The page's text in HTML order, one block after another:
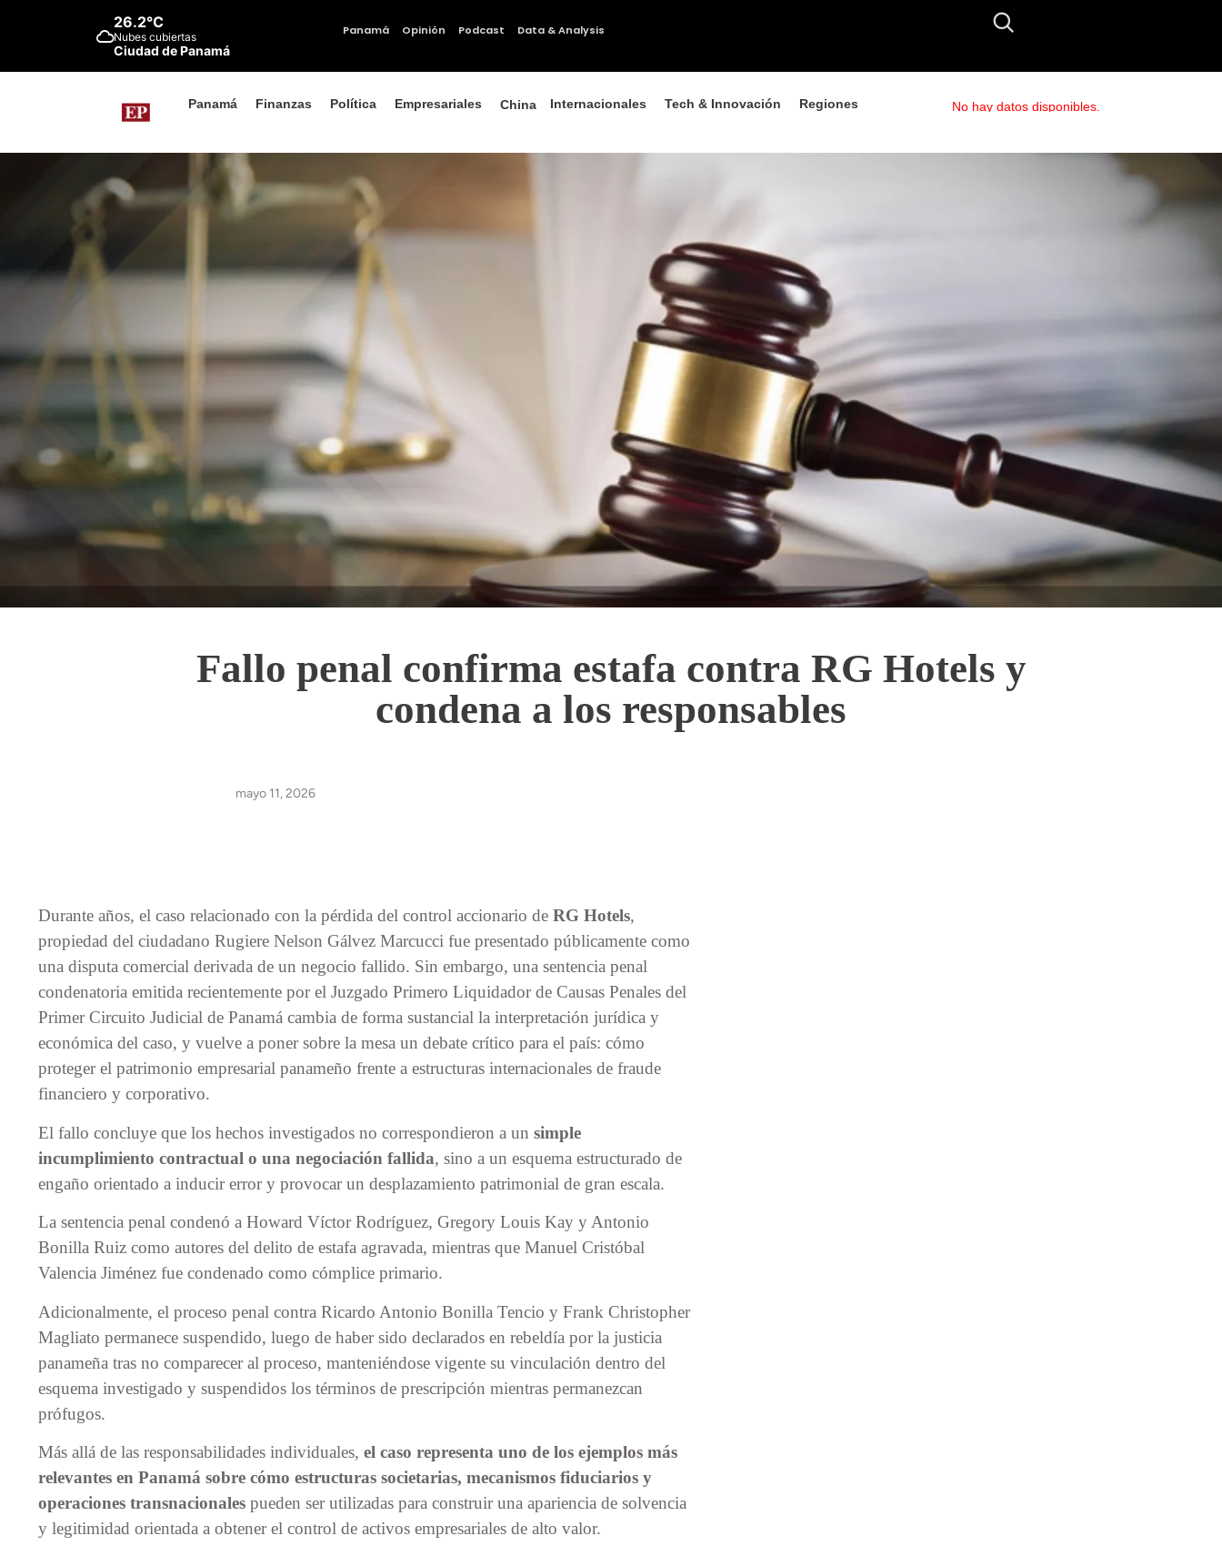
26.2°C
Nubes cubiertas
Ciudad de Panamá
Panamá Opinión Podcast Data & Analysis
Panamá Finanzas Política Empresariales China Internacionales Tech & Innovación Regiones No hay datos disponibles.
Fallo penal confirma estafa contra RG Hotels y
condena a los responsables
mayo 11, 2026
Durante años, el caso relacionado con la pérdida del control accionario de RG Hotels,
propiedad del ciudadano Rugiere Nelson Gálvez Marcucci fue presentado públicamente como
una disputa comercial derivada de un negocio fallido. Sin embargo, una sentencia penal
condenatoria emitida recientemente por el Juzgado Primero Liquidador de Causas Penales del
Primer Circuito Judicial de Panamá cambia de forma sustancial la interpretación jurídica y
económica del caso, y vuelve a poner sobre la mesa un debate crítico para el país: cómo
proteger el patrimonio empresarial panameño frente a estructuras internacionales de fraude
financiero y corporativo.
El fallo concluye que los hechos investigados no correspondieron a un simple
incumplimiento contractual o una negociación fallida, sino a un esquema estructurado de
engaño orientado a inducir error y provocar un desplazamiento patrimonial de gran escala.
La sentencia penal condenó a Howard Víctor Rodríguez, Gregory Louis Kay y Antonio
Bonilla Ruiz como autores del delito de estafa agravada, mientras que Manuel Cristóbal
Valencia Jiménez fue condenado como cómplice primario.
Adicionalmente, el proceso penal contra Ricardo Antonio Bonilla Tencio y Frank Christopher
Magliato permanece suspendido, luego de haber sido declarados en rebeldía por la justicia
panameña tras no comparecer al proceso, manteniéndose vigente su vinculación dentro del
esquema investigado y suspendidos los términos de prescripción mientras permanezcan
prófugos.
Más allá de las responsabilidades individuales, el caso representa uno de los ejemplos más
relevantes en Panamá sobre cómo estructuras societarias, mecanismos fiduciarios y
operaciones transnacionales pueden ser utilizadas para construir una apariencia de solvencia
y legitimidad orientada a obtener el control de activos empresariales de alto valor.